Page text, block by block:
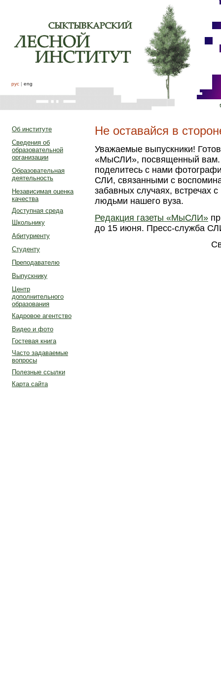
рус | eng
Об институте
Сведения об
образовательной
организации
Образовательная
деятельность
Независимая оценка
качества
Доступная среда
Школьнику
Абитуриенту
Студенту
Преподавателю
Выпускнику
Центр
дополнительного
образования
Кадровое агентство
Видео и фото
Гостевая книга
Часто задаваемые
вопросы
Полезные ссылки
Карта сайта
Не оставайся в
Уважаемые выпускники!
«МыСЛИ», посвященный
поделитесь с нами
СЛИ, связанными с
забавных случаях, встречах
людьми нашего вуза.
Редакция газеты «МыСЛИ»
до 15 июня. Пресс-служба